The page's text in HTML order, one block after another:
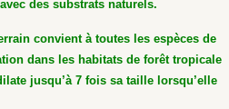
des substrats naturels.
convient à toutes les espèces de
dans les habitats de forêt tropicale
jusqu’à 7 fois sa taille lorsqu’elle